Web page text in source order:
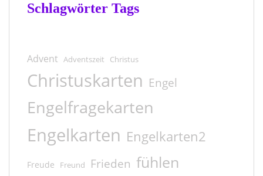
Schlagwörter Tags
Advent Adventszeit Christus
Christuskarten Engel
Engelfragekarten
Engelkarten Engelkarten2
Freude Freund Frieden fühlen